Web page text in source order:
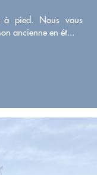
à pied. Nous vous
ancienne en ét...